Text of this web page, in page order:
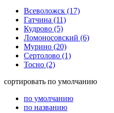
Всеволожск (17)
Гатчина (11)
Кудрово (5)
Ломоносовский (6)
Мурино (20)
Сертолово (1)
Тосно (2)
сортировать по умолчанию
по умолчанию
по названию